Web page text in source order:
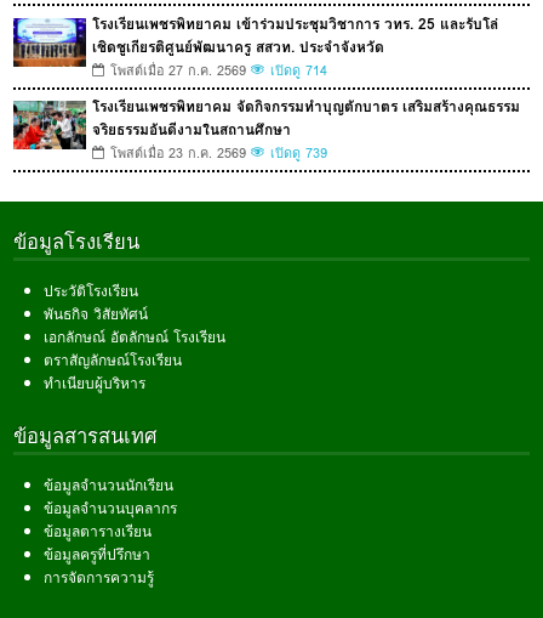
โรงเรียนเพชรพิทยาคม เข้าร่วมประชุมวิชาการ วทร. 25 และรับโล่
เชิดชูเกียรติศูนย์พัฒนาครู สสวท. ประจำจังหวัด
โพสต์เมื่อ 27 ก.ค. 2569 เปิดดู 714
โรงเรียนเพชรพิทยาคม จัดกิจกรรมทำบุญตักบาตร เสริมสร้างคุณธรรม
จริยธรรมอันดีงามในสถานศึกษา
โพสต์เมื่อ 23 ก.ค. 2569 เปิดดู 739
ข้อมูลโรงเรียน
ประวัติโรงเรียน
พันธกิจ วิสัยทัศน์
เอกลักษณ์ อัตลักษณ์ โรงเรียน
ตราสัญลักษณ์โรงเรียน
ทำเนียบผู้บริหาร
ข้อมูลสารสนเทศ
ข้อมูลจำนวนนักเรียน
ข้อมูลจำนวนบุคลากร
ข้อมูลตารางเรียน
ข้อมูลครูที่ปรึกษา
การจัดการความรู้